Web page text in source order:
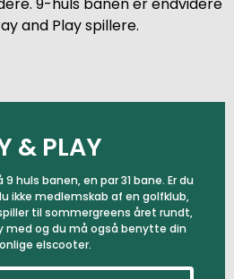
9-huls banen er endvidere
and Play spillere.
& PLAY
huls banen, en par 31 bane. Er du
ikke medlemskab af en golfklub,
til sommergreens året rundt,
med og du må også benytte din
elscooter.